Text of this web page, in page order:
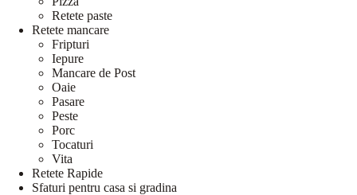
Retete paste
Retete mancare
Fripturi
Iepure
Mancare de Post
Oaie
Pasare
Peste
Porc
Tocaturi
Vita
Retete Rapide
Sfaturi pentru casa si gradina